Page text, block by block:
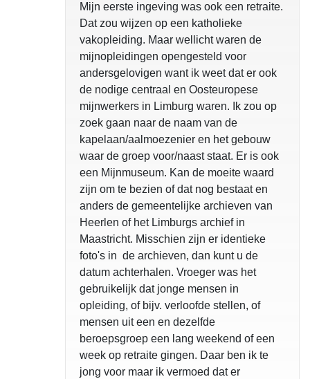
Mijn eerste ingeving was ook een retraite.
Dat zou wijzen op een katholieke
vakopleiding. Maar wellicht waren de
mijnopleidingen opengesteld voor
andersgelovigen want ik weet dat er ook
de nodige centraal en Oosteuropese
mijnwerkers in Limburg waren. Ik zou op
zoek gaan naar de naam van de
kapelaan/aalmoezenier en het gebouw
waar de groep voor/naast staat. Er is ook
een Mijnmuseum. Kan de moeite waard
zijn om te bezien of dat nog bestaat en
anders de gemeentelijke archieven van
Heerlen of het Limburgs archief in
Maastricht. Misschien zijn er identieke
foto's in de archieven, dan kunt u de
datum achterhalen. Vroeger was het
gebruikelijk dat jonge mensen in
opleiding, of bijv. verloofde stellen, of
mensen uit een en dezelfde
beroepsgroep een lang weekend of een
week op retraite gingen. Daar ben ik te
jong voor maar ik vermoed dat er